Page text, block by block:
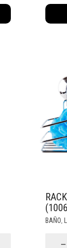
(1015)
BAÑO,
Cromado